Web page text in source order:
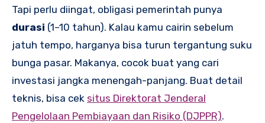
Tapi perlu diingat, obligasi pemerintah punya
durasi (1–10 tahun). Kalau kamu cairin sebelum
jatuh tempo, harganya bisa turun tergantung suku
bunga pasar. Makanya, cocok buat yang cari
investasi jangka menengah-panjang. Buat detail
teknis, bisa cek situs Direktorat Jenderal
Pengelolaan Pembiayaan dan Risiko (DJPPR).